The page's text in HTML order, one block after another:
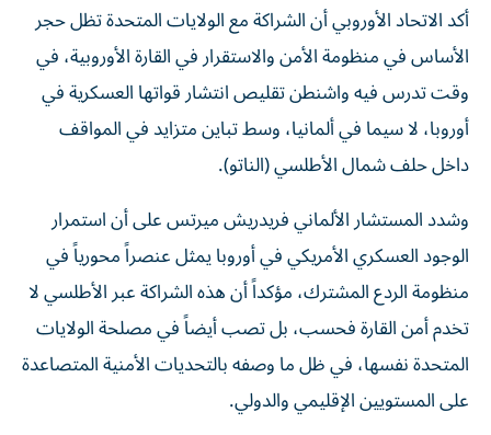
أكد الاتحاد الأوروبي أن الشراكة مع الولايات المتحدة تظل حجر
الأساس في منظومة الأمن والاستقرار في القارة الأوروبية، في
وقت تدرس فيه واشنطن تقليص انتشار قواتها العسكرية في
أوروبا، لا سيما في ألمانيا، وسط تباين متزايد في المواقف
داخل حلف شمال الأطلسي (الناتو).
وشدد المستشار الألماني فريدريش ميرتس على أن استمرار
الوجود العسكري الأمريكي في أوروبا يمثل عنصراً محورياً في
منظومة الردع المشترك، مؤكداً أن هذه الشراكة عبر الأطلسي لا
تخدم أمن القارة فحسب، بل تصب أيضاً في مصلحة الولايات
المتحدة نفسها، في ظل ما وصفه بالتحديات الأمنية المتصاعدة
على المستويين الإقليمي والدولي.